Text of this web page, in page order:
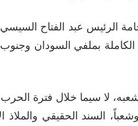
الرئيس عبد الفتاح السيسي
بملفي السودان وجنوب
لا سيما خلال فترة الحرب
السند الحقيقي والملاذ